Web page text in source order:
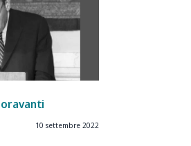
10 settembre 2022